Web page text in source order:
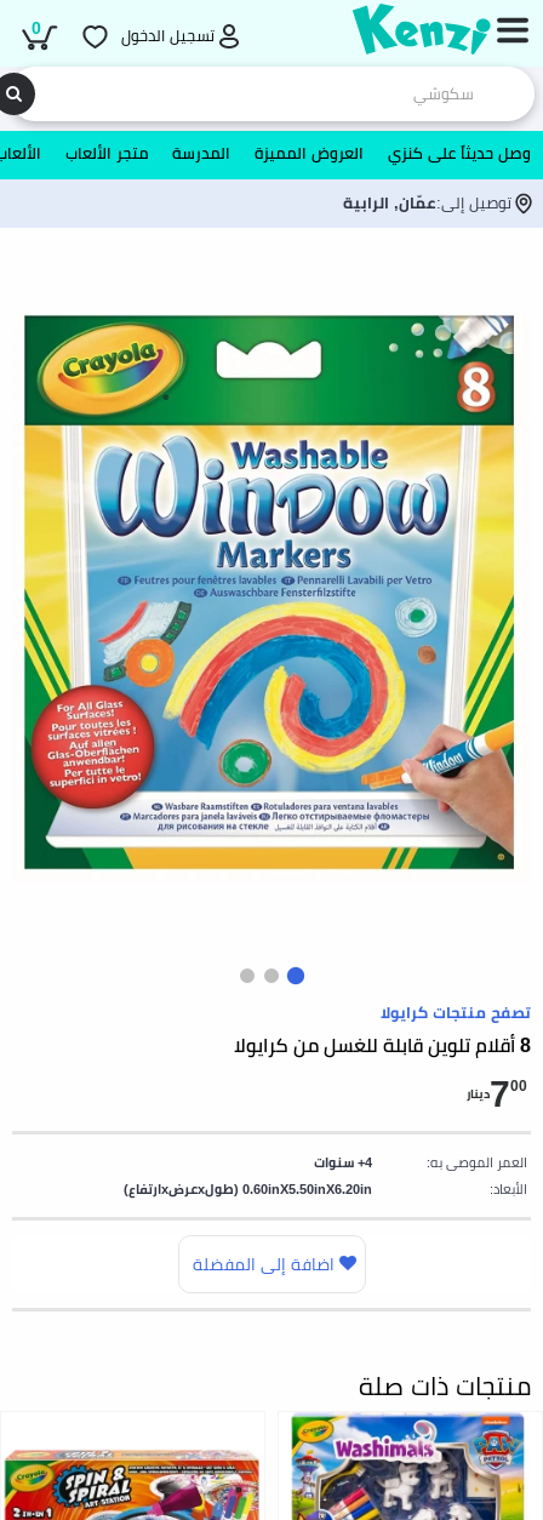
تسجيل الدخول 0
وصل حديثاً على كنزي العروض المميزة المدرسة متجر الألعاب
توصيل إلى:عمّان, الرابية
تصفح منتجات كرايولا
8 أقلام تلوين قابلة للغسل من كرايولا
700 دينار
العمر الموصى به:
4+ سنوات
الأبعاد:
0.60inX5.50inX6.20in (طولxعرضxارتفاع)
اضافة إلى المفضلة
منتجات ذات صلة